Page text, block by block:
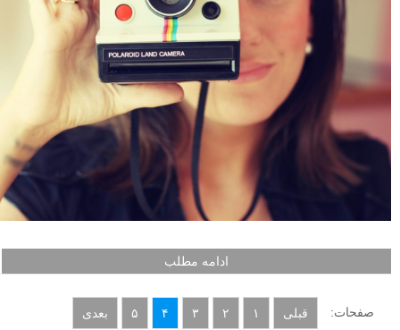
ادامه مطلب
صفحات: قبلی ۱ ۲ ۳ ۴ ۵ بعدی